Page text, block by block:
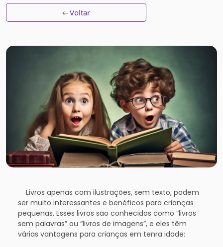
Voltar
Livros apenas com ilustrações, sem texto, podem
ser muito interessantes e benéficos para crianças
pequenas. Esses livros são conhecidos como “livros
sem palavras” ou “livros de imagens”, e eles têm
várias vantagens para crianças em tenra idade: